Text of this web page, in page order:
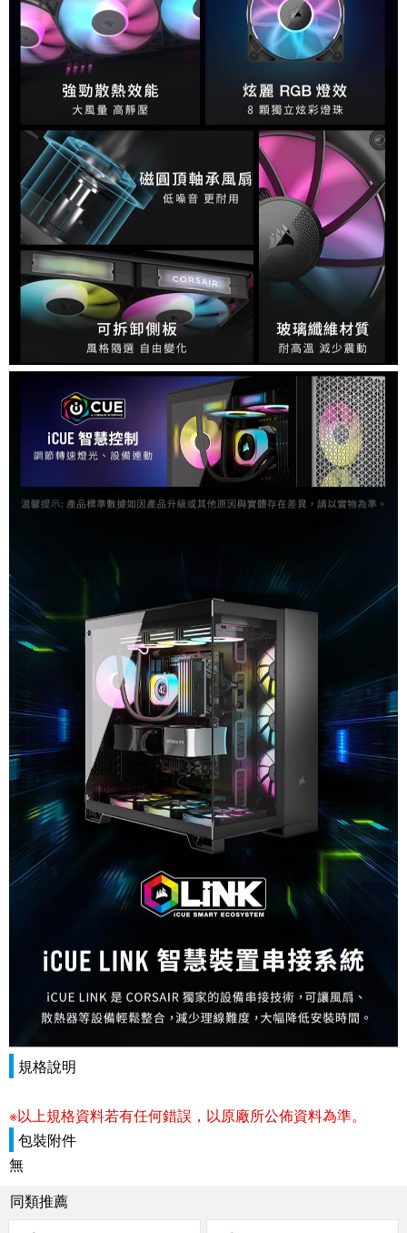
規格說明
※以上規格資料若有任何錯誤，以原廠所公佈資料為準。
包裝附件
無
同類推薦